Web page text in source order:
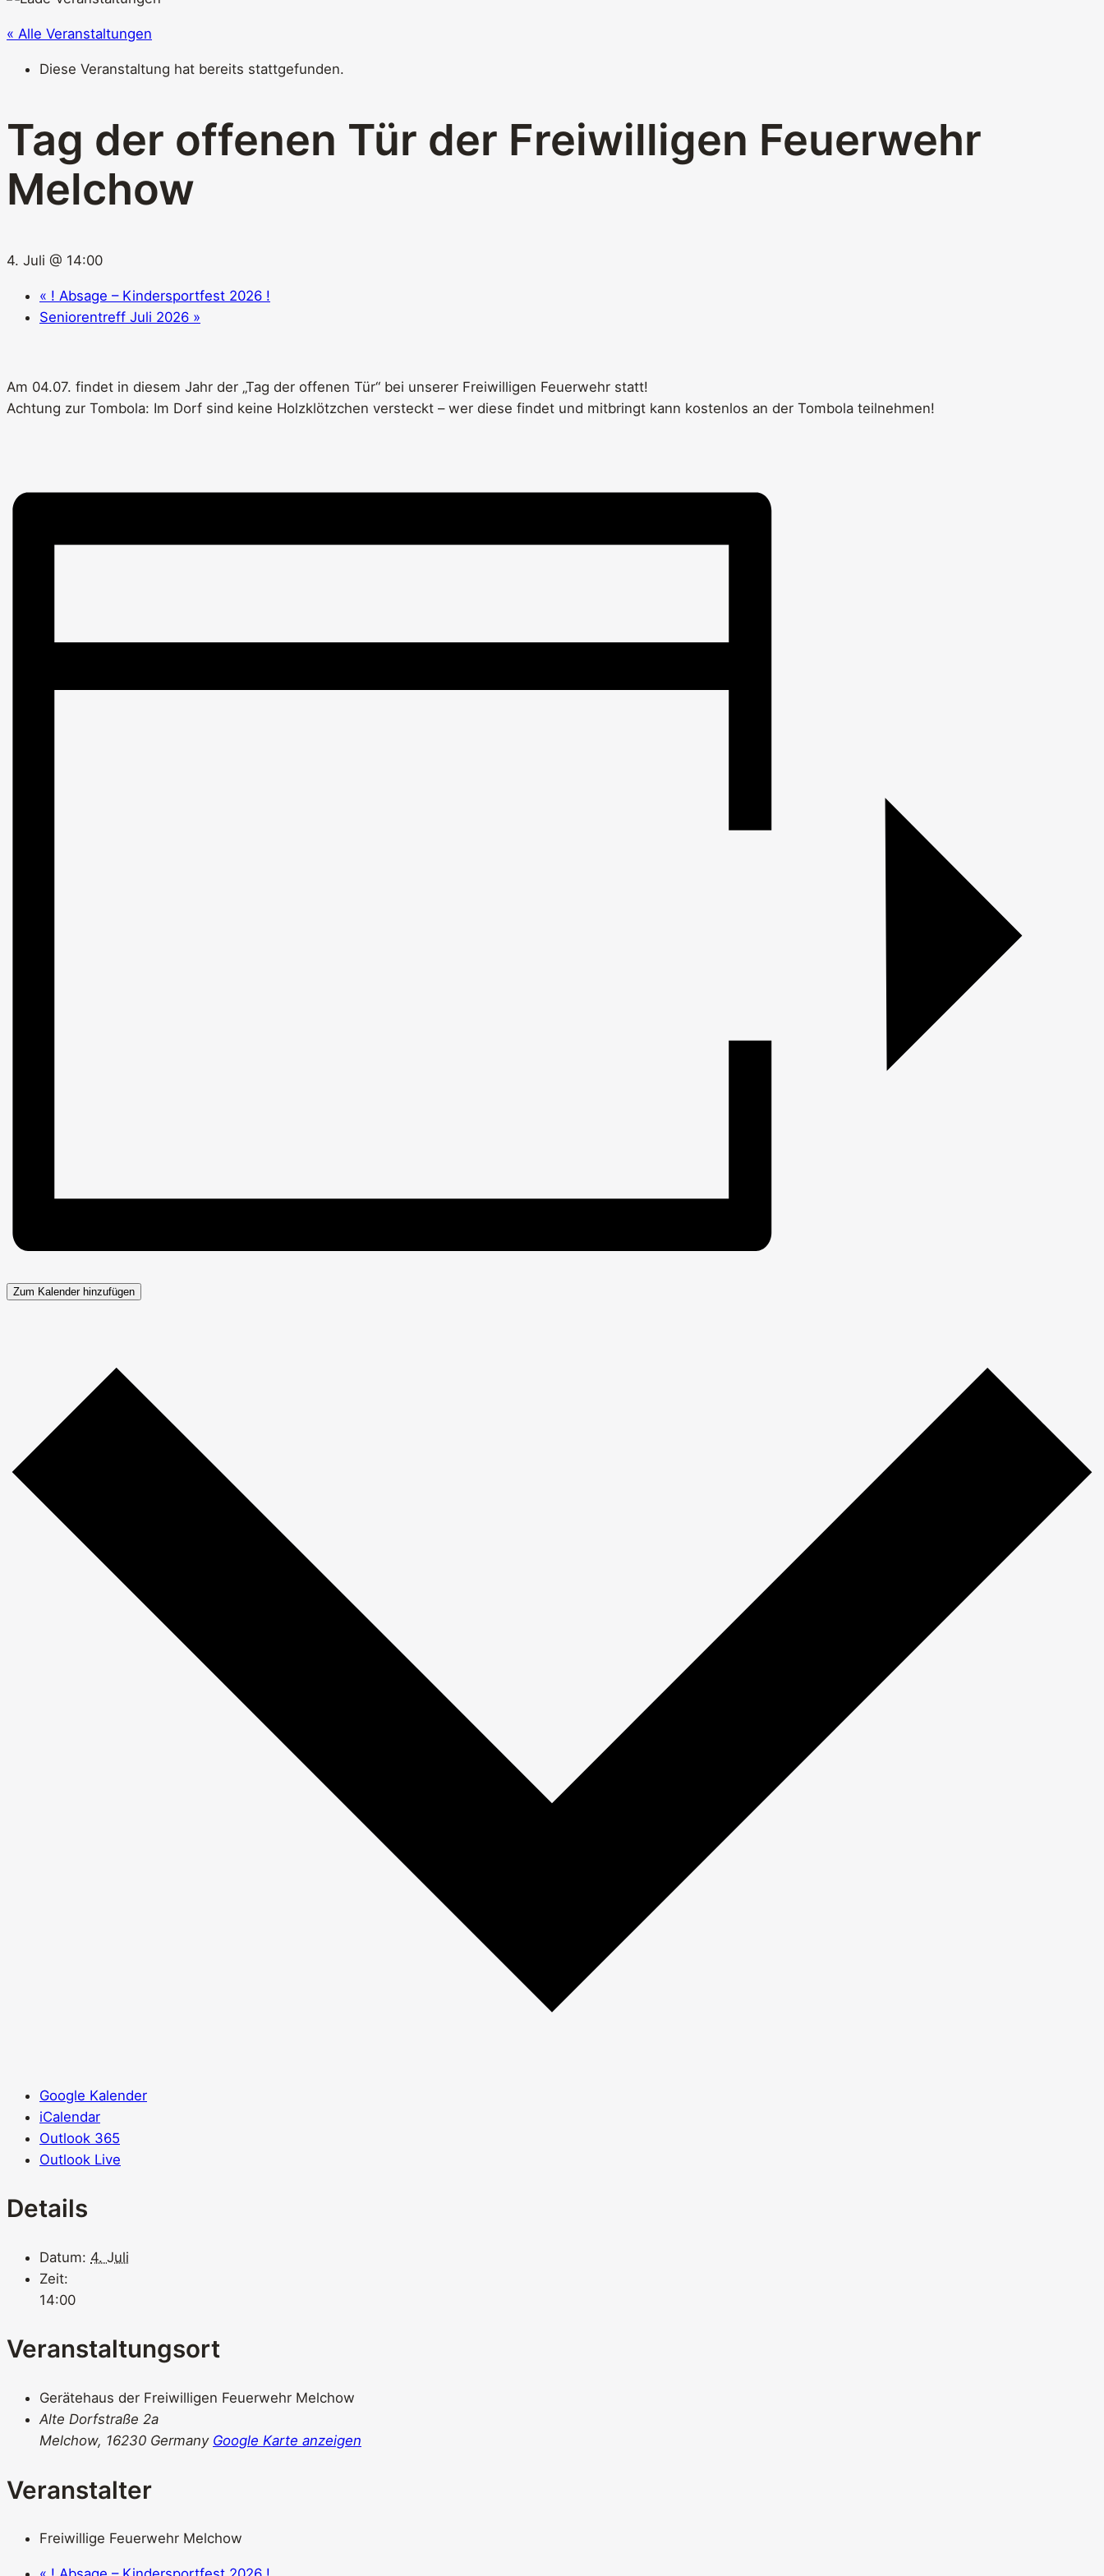
« Alle Veranstaltungen
Diese Veranstaltung hat bereits stattgefunden.
Tag der offenen Tür der Freiwilligen Feuerwehr
Melchow
4. Juli @ 14:00
« ! Absage – Kindersportfest 2026 !
Seniorentreff Juli 2026 »
Am 04.07. findet in diesem Jahr der „Tag der offenen Tür“ bei unserer Freiwilligen Feuerwehr statt!
Achtung zur Tombola: Im Dorf sind keine Holzklötzchen versteckt – wer diese findet und mitbringt kann kostenlos an der Tombola teilnehmen!
Zum Kalender hinzufügen
Google Kalender
iCalendar
Outlook 365
Outlook Live
Details
Datum: 4. Juli
Zeit:
14:00
Veranstaltungsort
Gerätehaus der Freiwilligen Feuerwehr Melchow
Alte Dorfstraße 2a
Melchow, 16230 Germany Google Karte anzeigen
Veranstalter
Freiwillige Feuerwehr Melchow